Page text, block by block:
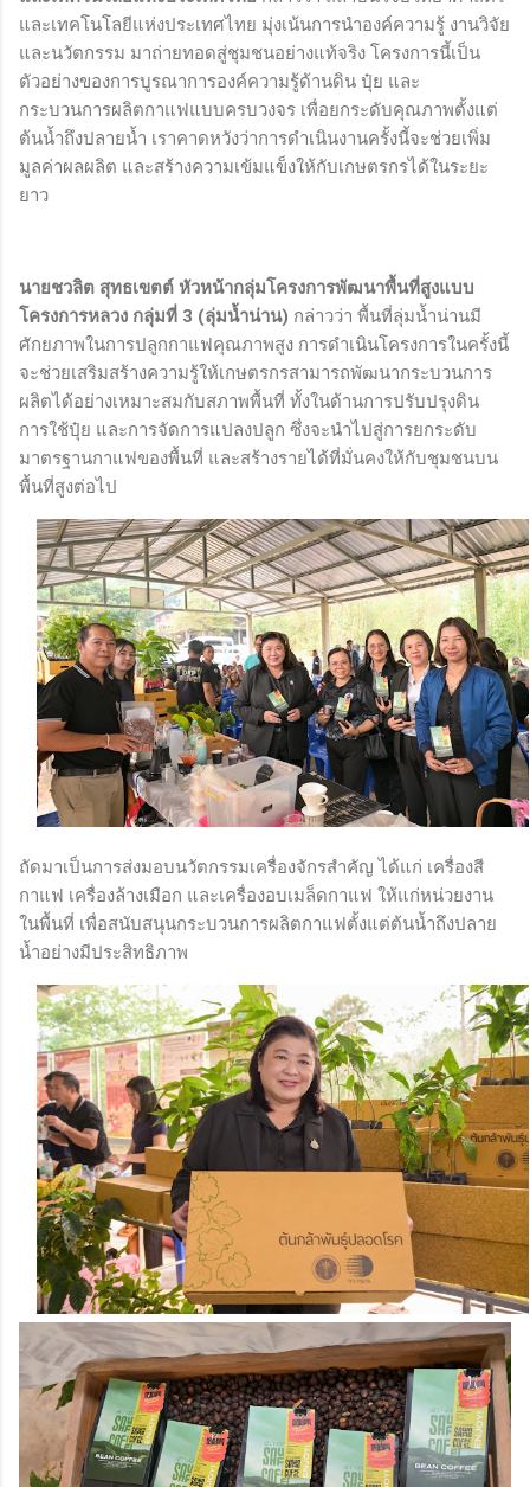
และเทคโนโลยีแห่งประเทศไทย มุ่งเน้นการนำองค์ความรู้ งานวิจัย
และนวัตกรรม มาถ่ายทอดสู่ชุมชนอย่างแท้จริง โครงการนี้เป็น
ตัวอย่างของการบูรณาการองค์ความรู้ด้านดิน ปุ๋ย และ
กระบวนการผลิตกาแฟแบบครบวงจร เพื่อยกระดับคุณภาพตั้งแต่
ต้นน้ำถึงปลายน้ำ เราคาดหวังว่าการดำเนินงานครั้งนี้จะช่วยเพิ่ม
มูลค่าผลผลิต และสร้างความเข้มแข็งให้กับเกษตรกรได้ในระยะ
ยาว
นายชวลิต สุทธเขตต์ หัวหน้ากลุ่มโครงการพัฒนาพื้นที่สูงแบบ
โครงการหลวง กลุ่มที่ 3 (ลุ่มน้ำน่าน) กล่าวว่า พื้นที่ลุ่มน้ำน่านมี
ศักยภาพในการปลูกกาแฟคุณภาพสูง การดำเนินโครงการในครั้งนี้
จะช่วยเสริมสร้างความรู้ให้เกษตรกรสามารถพัฒนากระบวนการ
ผลิตได้อย่างเหมาะสมกับสภาพพื้นที่ ทั้งในด้านการปรับปรุงดิน
การใช้ปุ๋ย และการจัดการแปลงปลูก ซึ่งจะนำไปสู่การยกระดับ
มาตรฐานกาแฟของพื้นที่ และสร้างรายได้ที่มั่นคงให้กับชุมชนบน
พื้นที่สูงต่อไป
ถัดมาเป็นการส่งมอบนวัตกรรมเครื่องจักรสำคัญ ได้แก่ เครื่องสี
กาแฟ เครื่องล้างเมือก และเครื่องอบเมล็ดกาแฟ ให้แก่หน่วยงาน
ในพื้นที่ เพื่อสนับสนุนกระบวนการผลิตกาแฟตั้งแต่ต้นน้ำถึงปลาย
น้ำอย่างมีประสิทธิภาพ